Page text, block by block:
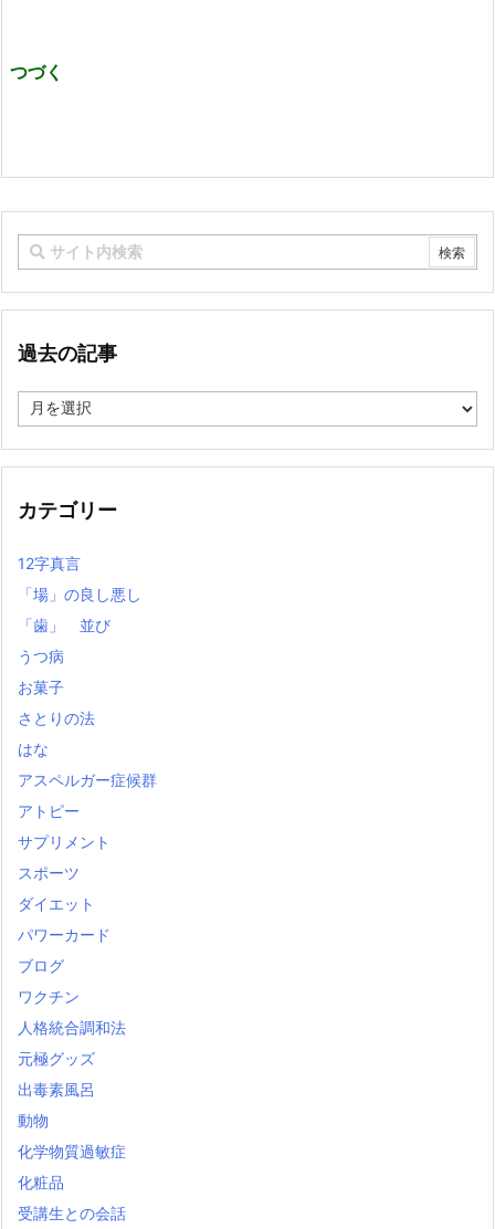
つづく
過去の記事
去
記
カテゴリー
12字真言
「場」の良し悪し
「歯」 並び
うつ病
お菓子
さとりの法
はな
アスペルガー症候群
アトピー
サプリメント
スポーツ
ダイエット
パワーカード
ブログ
ワクチン
人格統合調和法
元極グッズ
出毒素風呂
動物
化学物質過敏症
化粧品
受講生との会話